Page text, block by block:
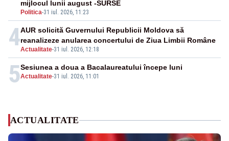
Politica-31 iul. 2026, 11:23
mijlocul lunii august -SURSE
4Actualitate-31 iul. 2026, 12:18
AUR solicită Guvernului Republicii Moldova să
reanalizeze anularea concertului de Ziua Limbii Române
5Actualitate-31 iul. 2026, 11:01
Sesiunea a doua a Bacalaureatului începe luni
ACTUALITATE